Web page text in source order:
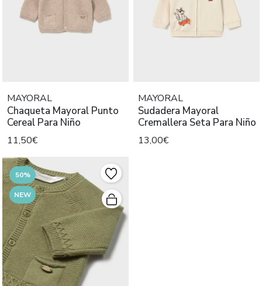
MAYORAL
Chaqueta Mayoral Punto
Cereal Para Niño
11,50€
MAYORAL
Sudadera Mayoral
Cremallera Seta Para Niño
13,00€
50%
NEW